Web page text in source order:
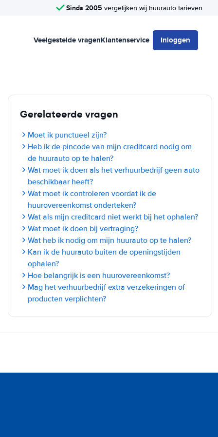
Sinds 2005 vergelijken wij huurauto tarieven
Veelgestelde vragenKlantenservice Inloggen
Gerelateerde vragen
Moet ik punctueel zijn?
Heb ik de pincode van mijn creditcard nodig om
de huurauto op te halen?
Wat moet ik doen als het verhuurbedrijf geen auto
beschikbaar heeft?
Wat moet ik controleren voordat ik de
huurovereenkomst onderteken?
Wat als mijn creditcard niet werkt bij het ophalen?
Wat moet ik doen bij vertraging?
Wat heb ik nodig om mijn huurauto op te halen?
Kan ik de huurauto buiten de openingstijden
ophalen?
Hoe belangrijk is een huurovereenkomst?
Mag het verhuurbedrijf extra verzekeringen of
producten verplichten?